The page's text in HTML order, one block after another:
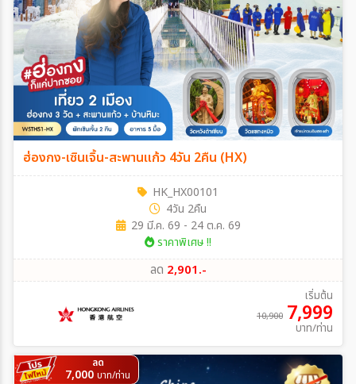
ฮ่องกง-เซินเจิ้น-สะพานแก้ว 4วัน 2คืน (HX)
HK_HX00101
4วัน 2คืน
29 มี.ค. 69 - 24 ต.ค. 69
ราคาพิเศษ !!
ลด 2,901.-
เริ่มต้น
10,900 7,999
บาท/ท่าน
ลด
7,000 บาท/ท่าน